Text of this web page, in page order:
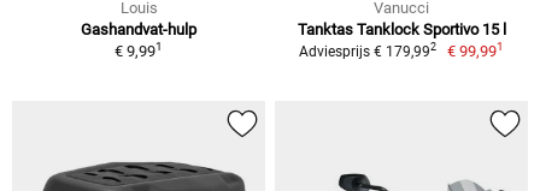
Louis
Gashandvat-hulp
€ 9,991
Vanucci
Tanktas Tanklock Sportivo 15 l
Adviesprijs € 179,992 € 99,991